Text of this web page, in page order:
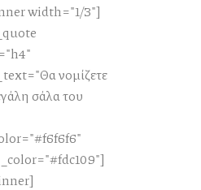
width="1/3"]
νομίζετε
σάλα του